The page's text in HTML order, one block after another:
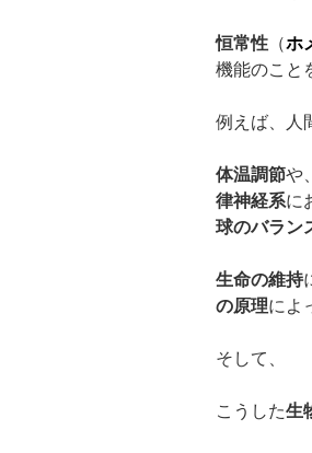
恒常性 （ホ
機能のこと
例えば、人
体温調節や、
律神経系に
球のバラン
生命の維持
の原理によ
そして、
こうした生